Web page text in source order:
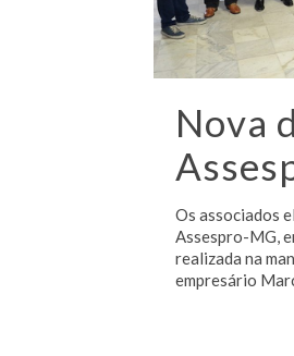
Nova
Os associados
Assespro-MG,
realizada na
empresário